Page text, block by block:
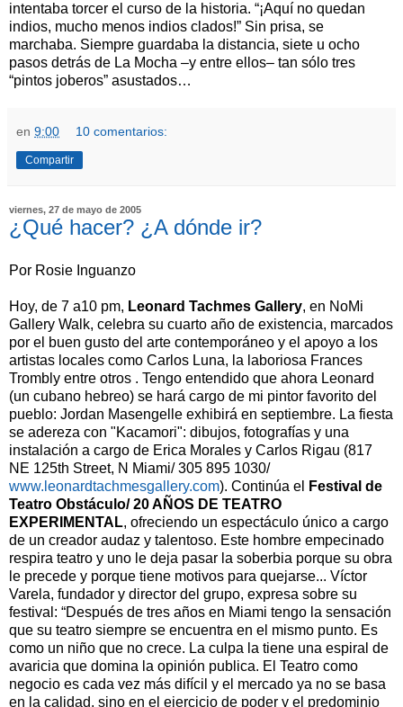
intentaba torcer el curso de la historia. “¡Aquí no quedan
indios, mucho menos indios clados!” Sin prisa, se
marchaba. Siempre guardaba la distancia, siete u ocho
pasos detrás de La Mocha –y entre ellos– tan sólo tres
“pintos joberos” asustados…
en 9:00 10 comentarios:
Compartir
viernes, 27 de mayo de 2005
¿Qué hacer? ¿A dónde ir?
Por Rosie Inguanzo
Hoy, de 7 a10 pm, Leonard Tachmes Gallery, en NoMi
Gallery Walk, celebra su cuarto año de existencia, marcados
por el buen gusto del arte contemporáneo y el apoyo a los
artistas locales como Carlos Luna, la laboriosa Frances
Trombly entre otros . Tengo entendido que ahora Leonard
(un cubano hebreo) se hará cargo de mi pintor favorito del
pueblo: Jordan Masengelle exhibirá en septiembre. La fiesta
se adereza con "Kacamori": dibujos, fotografías y una
instalación a cargo de Erica Morales y Carlos Rigau (817
NE 125th Street, N Miami/ 305 895 1030/
www.leonardtachmesgallery.com). Continúa el
Festival de
Teatro Obstáculo/ 20 AÑOS DE TEATRO
EXPERIMENTAL, ofreciendo un espectáculo único a cargo
de un creador audaz y talentoso. Este hombre empecinado
respira teatro y uno le deja pasar la soberbia porque su obra
le precede y porque tiene motivos para quejarse... Víctor
Varela, fundador y director del grupo, expresa sobre su
festival: “Después de tres años en Miami tengo la sensación
que su teatro siempre se encuentra en el mismo punto. Es
como un niño que no crece. La culpa la tiene una espiral de
avaricia que domina la opinión publica. El Teatro como
negocio es cada vez más difícil y el mercado ya no se basa
en la calidad, sino en el ejercicio de poder y el predominio